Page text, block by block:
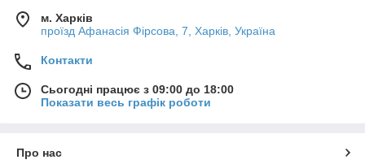
м. Харків
проїзд Афанасія Фірсова, 7, Харків, Україна
Контакти
Сьогодні працює з 09:00 до 18:00
Показати весь графік роботи
Про нас